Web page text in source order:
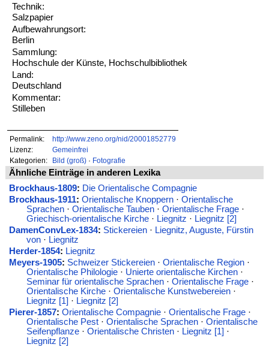
Technik:
Salzpapier
Aufbewahrungsort:
Berlin
Sammlung:
Hochschule der Künste, Hochschulbibliothek
Land:
Deutschland
Kommentar:
Stilleben
Permalink:
http://www.zeno.org/nid/20001852779
Lizenz:
Gemeinfrei
Kategorien:
Bild (groß)· Fotografie
Ähnliche Einträge in anderen Lexika
Brockhaus-1809: Die Orientalische Compagnie
Brockhaus-1911: Orientalische Knoppern· Orientalische
Sprachen· Orientalische Tauben· Orientalische Frage·
Griechisch-orientalische Kirche· Liegnitz · Liegnitz [2]
DamenConvLex-1834: Stickereien· Liegnitz, Auguste, Fürstin
von· Liegnitz
Herder-1854: Liegnitz
Meyers-1905: Schweizer Stickereien· Orientalische Region·
Orientalische Philologie· Unierte orientalische Kirchen·
Seminar für orientalische Sprachen· Orientalische Frage·
Orientalische Kirche· Orientalische Kunstwebereien·
Liegnitz [1] · Liegnitz [2]
Pierer-1857: Orientalische Compagnie· Orientalische Frage·
Orientalische Pest· Orientalische Sprachen· Orientalische
Seifenpflanze· Orientalische Christen· Liegnitz [1] ·
Liegnitz [2]